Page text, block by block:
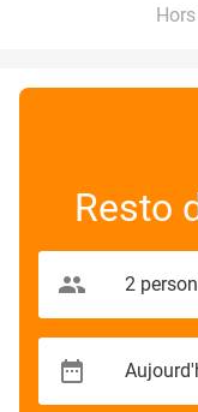
Resto